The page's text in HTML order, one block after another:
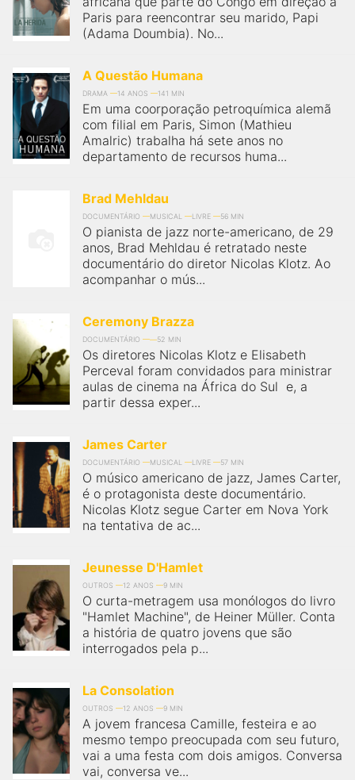
Paris para reencontrar seu marido, Papi
(Adama Doumbia). No...
A Questão Humana
DRAMA 14 ANOS 141 MIN
Em uma coorporação petroquímica alemã
com filial em Paris, Simon (Mathieu
Amalric) trabalha há sete anos no
departamento de recursos huma...
Brad Mehldau
DOCUMENTÁRIO MUSICAL LIVRE 56 MIN
O pianista de jazz norte-americano, de 29
anos, Brad Mehldau é retratado neste
documentário do diretor Nicolas Klotz. Ao
acompanhar o mús...
Ceremony Brazza
DOCUMENTÁRIO 52 MIN
Os diretores Nicolas Klotz e Elisabeth
Perceval foram convidados para ministrar
aulas de cinema na África do Sul e, a
partir dessa exper...
James Carter
DOCUMENTÁRIO MUSICAL LIVRE 57 MIN
O músico americano de jazz, James Carter,
é o protagonista deste documentário.
Nicolas Klotz segue Carter em Nova York
na tentativa de ac...
Jeunesse D'Hamlet
OUTROS 12 ANOS 9 MIN
O curta-metragem usa monólogos do livro
"Hamlet Machine", de Heiner Müller. Conta
a história de quatro jovens que são
interrogados pela p...
La Consolation
OUTROS 12 ANOS 9 MIN
A jovem francesa Camille, festeira e ao
mesmo tempo preocupada com seu futuro,
vai a uma festa com dois amigos. Conversa
vai, conversa ve...
acessar informações sobre cinemas, horários, assistir aos
trailers e muito mais.